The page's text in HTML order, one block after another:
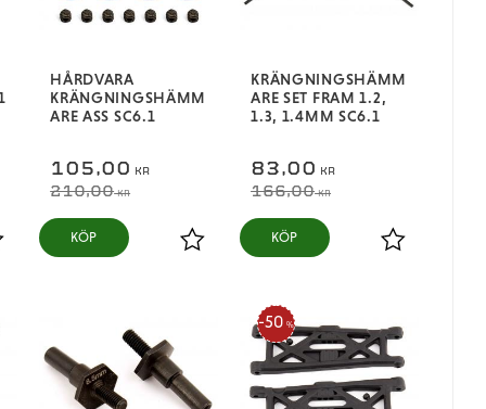
till i favoriter
HÅRDVARA
KRÄNGNINGSHÄMM
ARE ASS SC6.1
105,00 KR
210,00KR
Lägg till i favoriter
KÖP
KRÄNGNINGSHÄMM
ARE SET FRAM 1.2,
1.3, 1.4MM SC6.1
83,00 KR
166,00KR
Lägg till i
KÖP
50 %